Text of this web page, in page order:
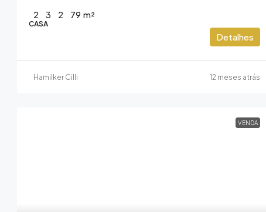
2 3 2 79 m²
CASA
Detalhes
Hamilker Cilli 12 meses atrás
VENDA